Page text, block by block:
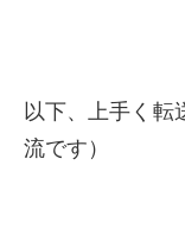
以下、上手く転
流です）